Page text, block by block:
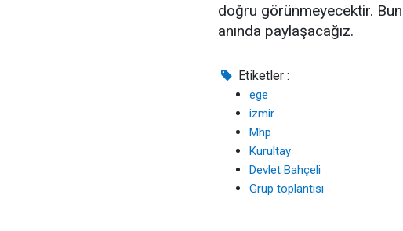
doğru görünmeyecektir.
anında paylaşacağız.
Etiketler :
ege
izmir
Mhp
Kurultay
Devlet Bahçeli
Grup toplantısı